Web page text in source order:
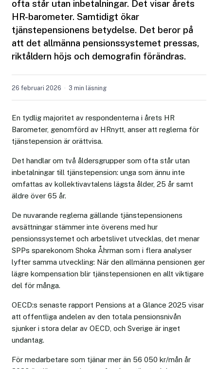
ofta står utan inbetalningar. Det visar årets
HR-barometer. Samtidigt ökar
tjänstepensionens betydelse. Det beror på
att det allmänna pensionssystemet pressas,
riktåldern höjs och demografin förändras.
26 februari 2026 3 min läsning
En tydlig majoritet av respondenterna i årets HR
Barometer, genomförd av HRnytt, anser att reglerna för
tjänstepension är orättvisa.
Det handlar om två åldersgrupper som ofta står utan
inbetalningar till tjänstepension: unga som ännu inte
omfattas av kollektivavtalens lägsta ålder, 25 år samt
äldre över 65 år.
De nuvarande reglerna gällande tjänstepensionens
avsättningar stämmer inte överens med hur
pensionssystemet och arbetslivet utvecklas, det menar
SPPs sparekonom Shoka Åhrman som i flera analyser
lyfter samma utveckling: När den allmänna pensionen ger
lägre kompensation blir tjänstepensionen en allt viktigare
del för många.
OECD:s senaste rapport Pensions at a Glance 2025 visar
att offentliga andelen av den totala pensionsnivån
sjunker i stora delar av OECD, och Sverige är inget
undantag.
För medarbetare som tjänar mer än 56 050 kr/mån år